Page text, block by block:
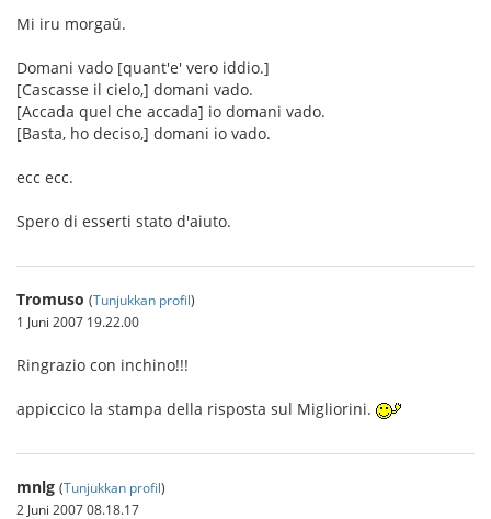
Mi iru morgaŭ.
Domani vado [quant'e' vero iddio.]
[Cascasse il cielo,] domani vado.
[Accada quel che accada] io domani vado.
[Basta, ho deciso,] domani io vado.
ecc ecc.
Spero di esserti stato d'aiuto.
Tromuso (Tunjukkan profil)
1 Juni 2007 19.22.00
Ringrazio con inchino!!!
appiccico la stampa della risposta sul Migliorini.
mnlg (Tunjukkan profil)
2 Juni 2007 08.18.17